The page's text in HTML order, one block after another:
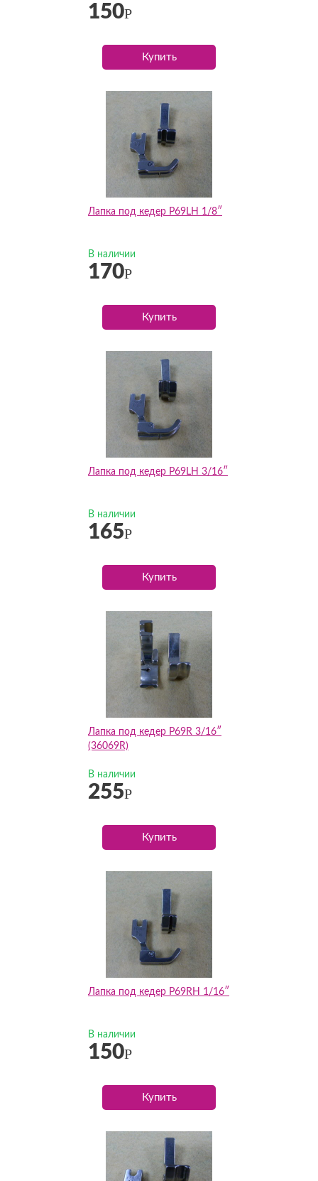
150Р
Купить
Лапка под кедер P69LH 1/8″
В наличии
170Р
Купить
Лапка под кедер P69LH 3/16″
В наличии
165Р
Купить
Лапка под кедер P69R 3/16″
(36069R)
В наличии
255Р
Купить
Лапка под кедер P69RH 1/16″
В наличии
150Р
Купить